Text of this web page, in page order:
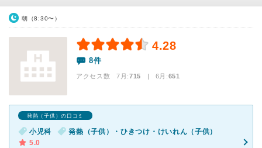
朝（8:30〜）
4.28
8件
アクセス数 7月:715 | 6月:651
発熱（子供）の口コミ
小児科
発熱（子供）・ひきつけ・けいれん（子供）
5.0